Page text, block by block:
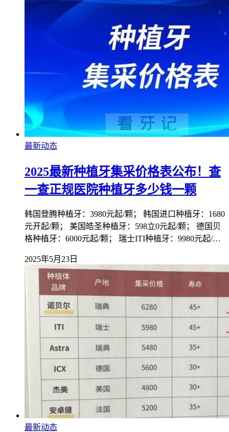
最新动态
2025最新种植牙集采价格表公布！查
一查正规医院种植牙多少钱一颗
韩国登腾种植牙：3980元起/颗； 韩国进口种植牙：1680
元开起/颗； 美国皓圣种植牙：598立0元起/颗； 德国贝
格种植牙：6000元起/颗； 瑞士ITI种植牙：9980元起/…
2025年5月23日
最新动态